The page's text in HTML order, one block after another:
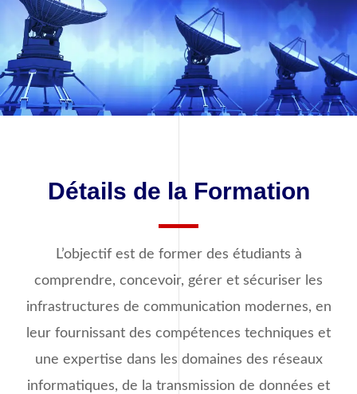
Détails de la Formation
L’objectif est de former des étudiants à
comprendre, concevoir, gérer et sécuriser les
infrastructures de communication modernes, en
leur fournissant des compétences techniques et
une expertise dans les domaines des réseaux
informatiques, de la transmission de données et